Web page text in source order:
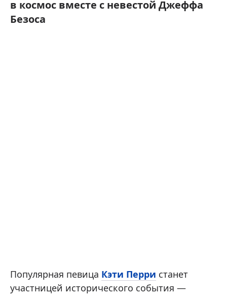
в космос вместе с невестой Джеффа
Безоса
Популярная певица Кэти Перри станет
участницей исторического события —